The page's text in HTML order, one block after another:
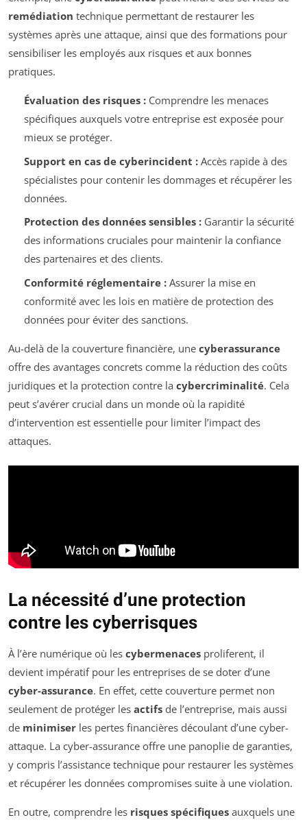
remédiation technique permettant de restaurer les
systèmes après une attaque, ainsi que des formations pour
sensibiliser les employés aux risques et aux bonnes
pratiques.
Évaluation des risques :Comprendre les menaces
spécifiques auxquels votre entreprise est exposée pour
mieux se protéger.
Support en cas de cyberincident :Accès rapide à des
spécialistes pour contenir les dommages et récupérer les
données.
Protection des données sensibles :Garantir la sécurité
des informations cruciales pour maintenir la confiance
des partenaires et des clients.
Conformité réglementaire :Assurer la mise en
conformité avec les lois en matière de protection des
données pour éviter des sanctions.
Au-delà de la couverture financière, une cyberassurance
offre des avantages concrets comme la réduction des coûts
juridiques et la protection contre la cybercriminalité. Cela
peut s’avérer crucial dans un monde où la rapidité
d’intervention est essentielle pour limiter l’impact des
attaques.
La nécessité d’une protection
contre les cyberrisques
À l’ère numérique où les cybermenaces proliferent, il
devient impératif pour les entreprises de se doter d’une
cyber-assurance. En effet, cette couverture permet non
seulement de protéger les actifs de l’entreprise, mais aussi
de minimiser les pertes financières découlant d’une cyber-
attaque. La cyber-assurance offre une panoplie de garanties,
y compris l’assistance technique pour restaurer les systèmes
et récupérer les données compromises suite à une violation.
En outre, comprendre les risques spécifiques auxquels une